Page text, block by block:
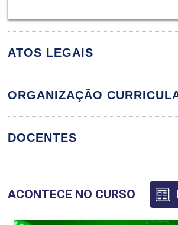
ATOS LEGAIS
ORGANIZAÇÃO
ATIVIDADES
DOCENTES
ALUIZIO FERREIRA ELIAS
ACONTECE NO CURSO